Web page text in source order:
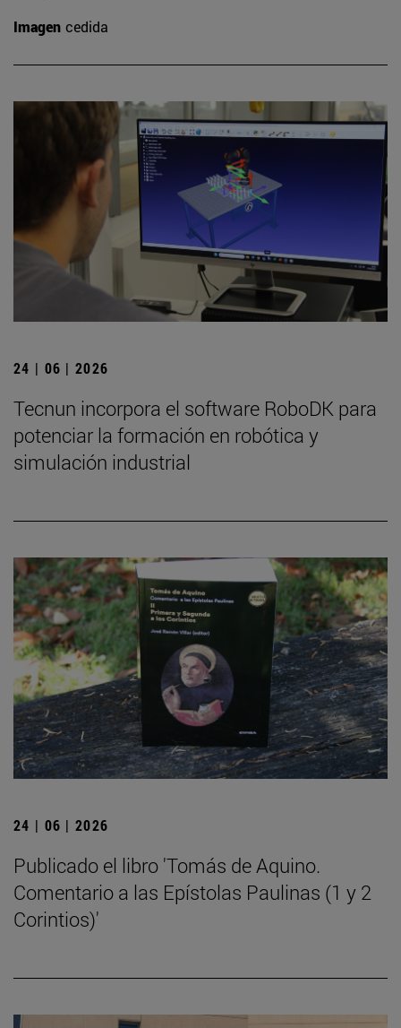
Imagen cedida
24 | 06 | 2026
Tecnun incorpora el software RoboDK para
potenciar la formación en robótica y
simulación industrial
24 | 06 | 2026
Publicado el libro 'Tomás de Aquino.
Comentario a las Epístolas Paulinas (1 y 2
Corintios)'